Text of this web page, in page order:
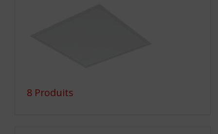
8 Produits